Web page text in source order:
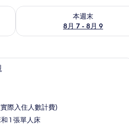
本週末
8月 7 - 8月 9
查看本週末 (8月 7 - 8月 9) 的供
書桌、隔音、免費無線上網、
際入住人數計費)
1 張單人床